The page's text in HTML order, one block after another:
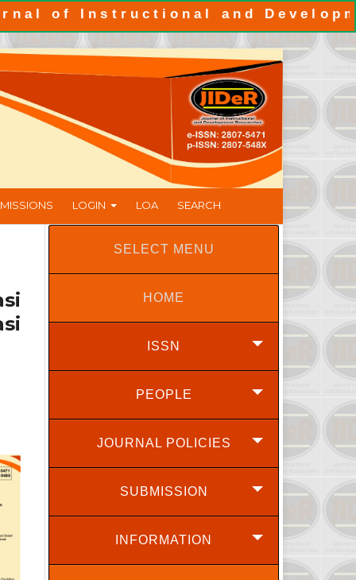
Instructional and Development
LOGIN LOA SEARCH
SELECT MENU
HOME
ISSN
PEOPLE
JOURNAL POLICIES
SUBMISSION
INFORMATION